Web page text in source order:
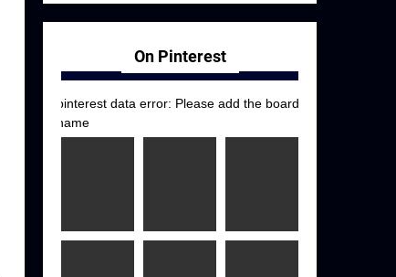
On Pinterest
pinterest data error: Please add the board
name